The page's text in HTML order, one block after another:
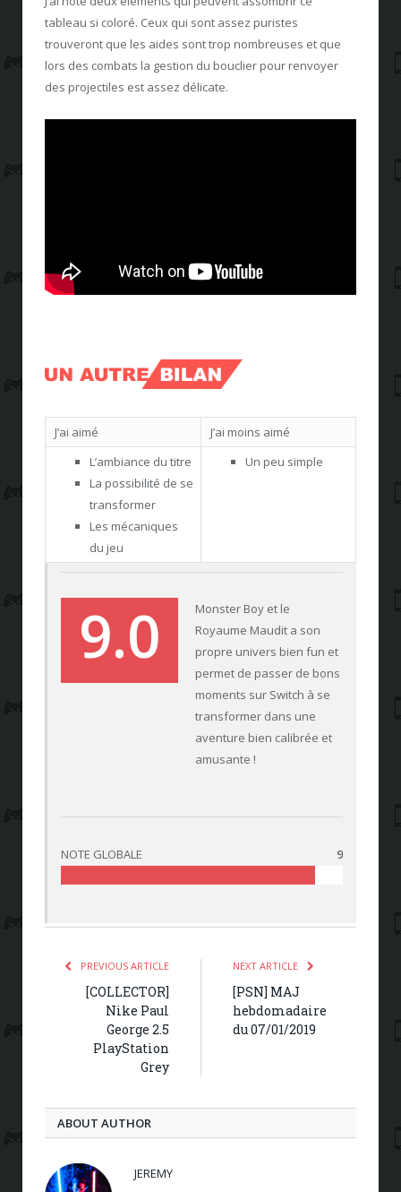
tableau si coloré. Ceux qui sont assez puristes
trouveront que les aides sont trop nombreuses et que
lors des combats la gestion du bouclier pour renvoyer
des projectiles est assez délicate.
J’ai aimé
J’ai moins aimé
L’ambiance du titre
La possibilité de se
transformer
Les mécaniques
du jeu
Un peu simple
9.0
Monster Boy et le
Royaume Maudit a son
propre univers bien fun et
permet de passer de bons
moments sur Switch à se
transformer dans une
aventure bien calibrée et
amusante !
NOTE GLOBALE 9
PREVIOUS ARTICLE
[COLLECTOR]
Nike Paul
George 2.5
PlayStation
Grey
NEXT ARTICLE
[PSN] MAJ
hebdomadaire
du 07/01/2019
ABOUT AUTHOR
JEREMY